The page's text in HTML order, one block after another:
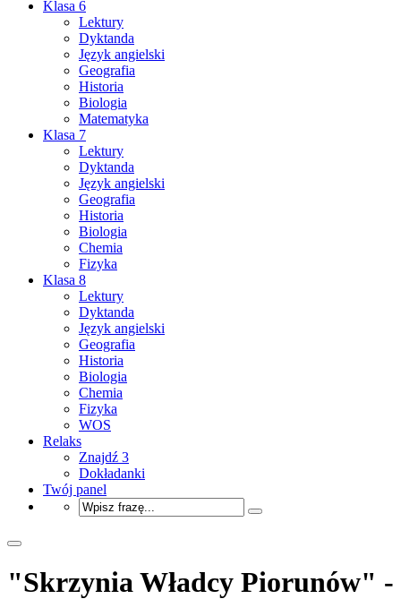
Klasa 6
Lektury
Dyktanda
Język angielski
Geografia
Historia
Biologia
Matematyka
Klasa 7
Lektury
Dyktanda
Język angielski
Geografia
Historia
Biologia
Chemia
Fizyka
Klasa 8
Lektury
Dyktanda
Język angielski
Geografia
Historia
Biologia
Chemia
Fizyka
WOS
Relaks
Znajdź 3
Dokładanki
Twój panel
"Skrzynia Władcy Piorunów" -